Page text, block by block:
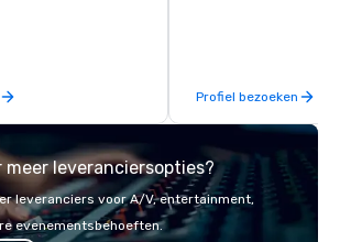
vehicles to the
and professional
and support staff;
when you travel
Profiel bezoeken
meer leveranciersopties?
leveranciers voor A/V, entertainment,
evenementsbehoeften.